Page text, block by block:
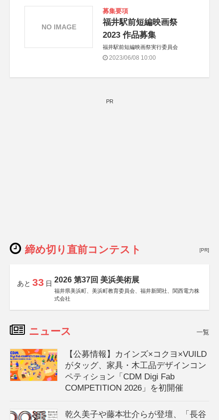
募集要項
福井駅前短編映画祭
2023 作品募集
福井駅前短編映画祭実行委員会
2023/06/08 10:00
NO IMAGE
PR
締め切り直前コンテスト [PR]
あと 33 日 2026 第37回 美浜美術展
福井県美浜町、美浜町教育委員会、福井新聞社、関西電力株
式会社
ニュース 一覧
【公募情報】カインズ×コクヨ×VUILD
がタッグ、家具・木工品デザインコン
ペティション「CDM Digi Fab
COMPETITION 2026」を初開催
乾久美子や藤本壮介らが登壇、「長谷